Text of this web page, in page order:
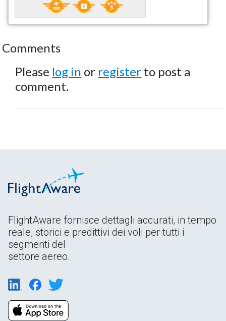
Comments
Please log in or register to post a
comment.
FlightAware fornisce dettagli accurati, in tempo
reale, storici e predittivi dei voli per tutti i
segmenti del
settore aereo.